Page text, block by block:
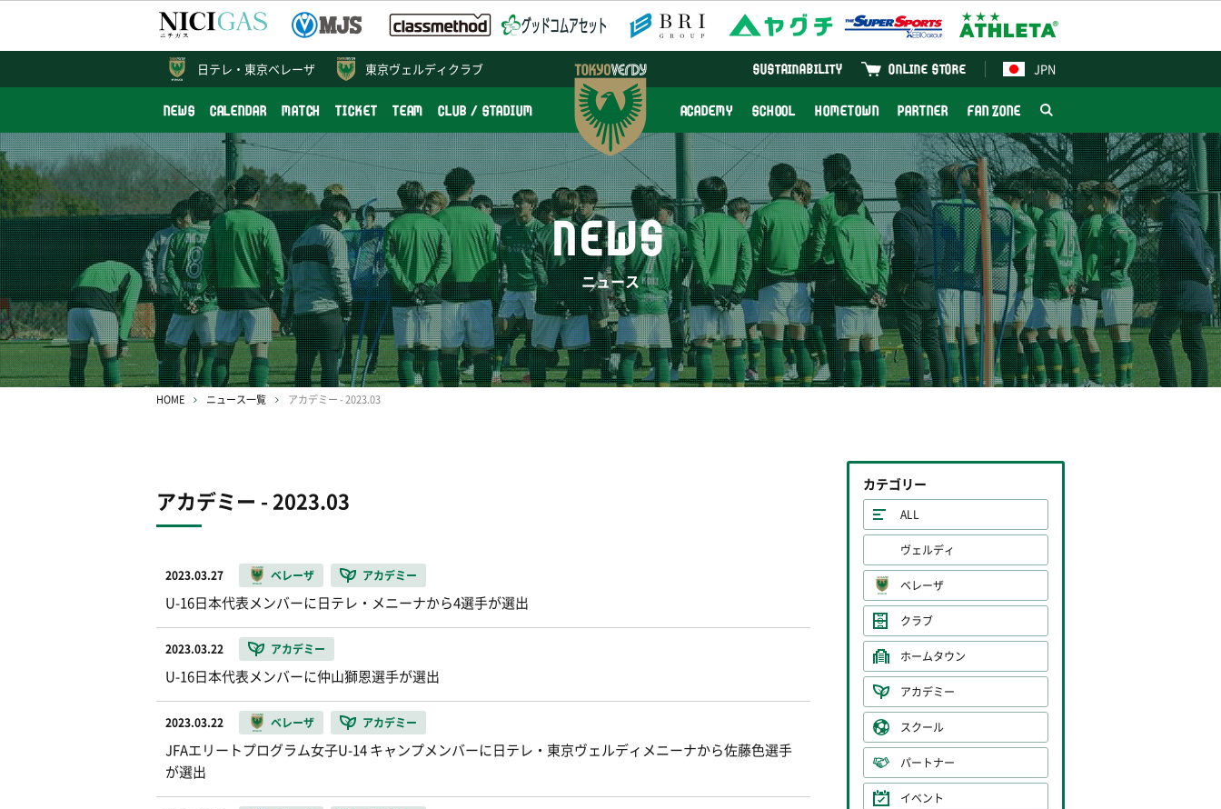
東京ヴェルディクラブ JPN
ONLINE STORE
SUSTAINABILITY
NEWS CALENDAR MATCH TICKET TEAM CLUB / STADIUM ACADEMY SCHOOL HOMETOWN PARTNER FAN ZONE
日テレ・ 東京ベレーザ
NEWS
ニュース
HOME ニュース一覧 アカデミー - 2023.03
アカデミー - 2023.03
2023.03.27 ベレーザ アカデミー
U-16日本代表メンバーに日テレ・メニーナから4選手が選出
2023.03.22 アカデミー
U-16日本代表メンバーに仲山獅恩選手が選出
2023.03.22 ベレーザ アカデミー
JFAエリートプログラム女子U-14 キャンプメンバーに日テレ・東京ヴェルディメニーナから佐藤色選手
が選出
カテゴリー
ALL
ヴェルディ
ベレーザ
クラブ
ホームタウン
アカデミー
スクール
パートナー
イベント